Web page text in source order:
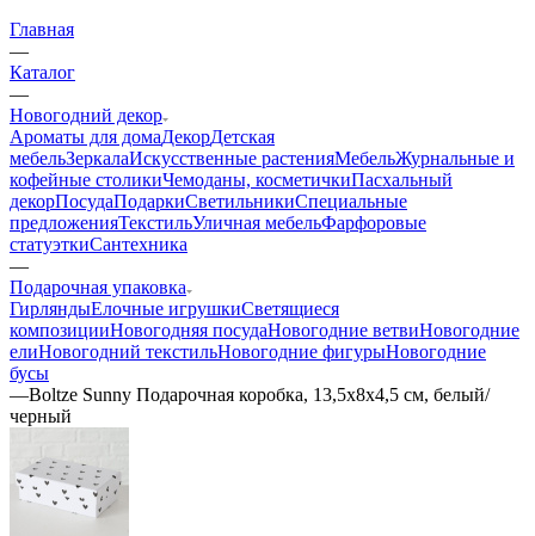
Главная
—
Каталог
—
Новогодний декор
Ароматы для домаДекорДетская
мебельЗеркалаИскусственные растенияМебельЖурнальные и
кофейные столикиЧемоданы, косметичкиПасхальный
декорПосудаПодаркиСветильникиСпециальные
предложенияТекстильУличная мебельФарфоровые
статуэткиСантехника
—
Подарочная упаковка
ГирляндыЕлочные игрушкиСветящиеся
композицииНовогодняя посудаНовогодние ветвиНовогодние
елиНовогодний текстильНовогодние фигурыНовогодние
бусы
—Boltze Sunny Подарочная коробка, 13,5х8х4,5 см, белый/
черный